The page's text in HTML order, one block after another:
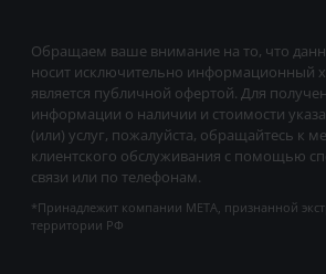
Обращаем ваше внимание на то, что
носит исключительно информационный
является публичной офертой. Для
информации о наличии и стоимости
(или) услуг, пожалуйста, обращайтесь к
клиентского обслуживания с помощью
связи или по телефонам.
*Принадлежит компании META, признанной
территории РФ